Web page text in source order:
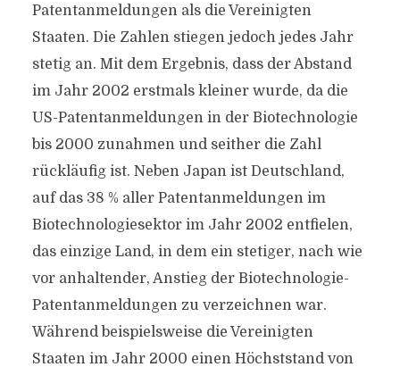
Patentanmeldungen als die Vereinigten
Staaten. Die Zahlen stiegen jedoch jedes Jahr
stetig an. Mit dem Ergebnis, dass der Abstand
im Jahr 2002 erstmals kleiner wurde, da die
US-Patentanmeldungen in der Biotechnologie
bis 2000 zunahmen und seither die Zahl
rückläufig ist. Neben Japan ist Deutschland,
auf das 38 % aller Patentanmeldungen im
Biotechnologiesektor im Jahr 2002 entfielen,
das einzige Land, in dem ein stetiger, nach wie
vor anhaltender, Anstieg der Biotechnologie-
Patentanmeldungen zu verzeichnen war.
Während beispielsweise die Vereinigten
Staaten im Jahr 2000 einen Höchststand von